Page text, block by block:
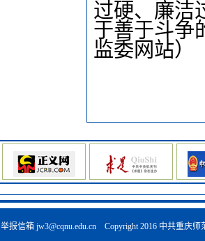
过硬、廉洁
于善于斗争
监委网站）
举报信箱 jw3@cqnu.edu.cn Copyright 2016 中共重庆